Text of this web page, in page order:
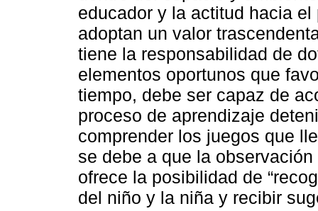
educador y la actitud hacia
adoptan un valor
tiene la responsabilidad de
elementos oportunos que
tiempo, debe ser capaz de
proceso de aprendizaje
comprender los juegos que
se debe a que la
ofrece la posibilidad de
del niño y la niña y recibir